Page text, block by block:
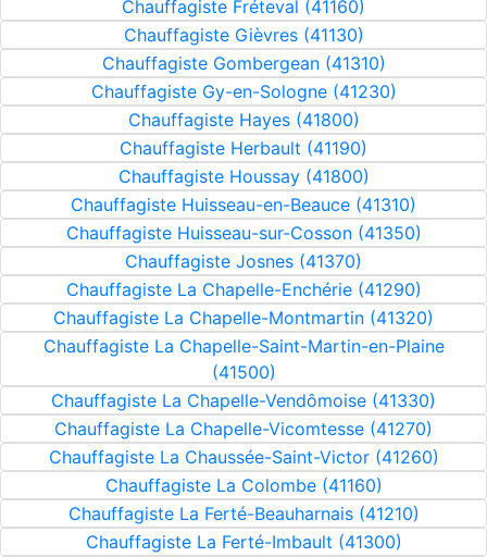
Chauffagiste Fréteval (41160)
Chauffagiste Gièvres (41130)
Chauffagiste Gombergean (41310)
Chauffagiste Gy-en-Sologne (41230)
Chauffagiste Hayes (41800)
Chauffagiste Herbault (41190)
Chauffagiste Houssay (41800)
Chauffagiste Huisseau-en-Beauce (41310)
Chauffagiste Huisseau-sur-Cosson (41350)
Chauffagiste Josnes (41370)
Chauffagiste La Chapelle-Enchérie (41290)
Chauffagiste La Chapelle-Montmartin (41320)
Chauffagiste La Chapelle-Saint-Martin-en-Plaine
(41500)
Chauffagiste La Chapelle-Vendômoise (41330)
Chauffagiste La Chapelle-Vicomtesse (41270)
Chauffagiste La Chaussée-Saint-Victor (41260)
Chauffagiste La Colombe (41160)
Chauffagiste La Ferté-Beauharnais (41210)
Chauffagiste La Ferté-Imbault (41300)